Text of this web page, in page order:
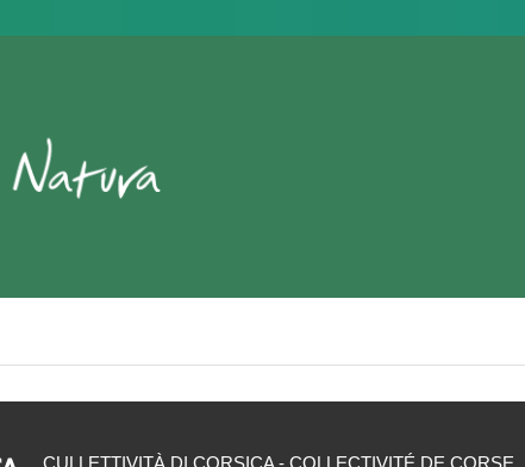
CULLETTIVITÀ DI CORSICA - COLLECTIVITÉ DE CORSE